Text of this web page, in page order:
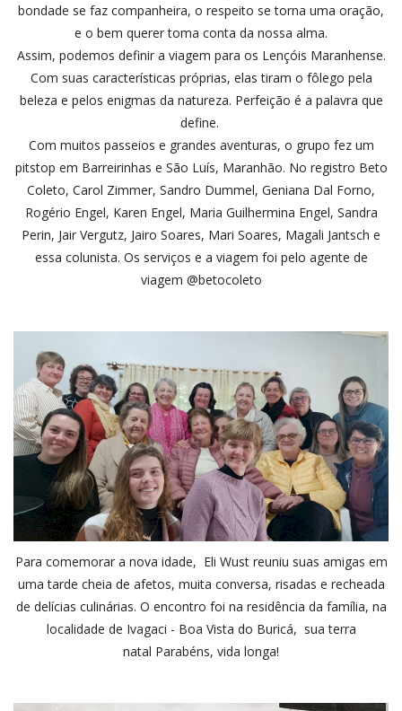
bondade se faz companheira, o respeito se torna uma oração,
e o bem querer toma conta da nossa alma.
Assim, podemos definir a viagem para os Lençóis Maranhense.
Com suas características próprias, elas tiram o fôlego pela
beleza e pelos enigmas da natureza. Perfeição é a palavra que
define.
Com muitos passeios e grandes aventuras, o grupo fez um
pitstop em Barreirinhas e São Luís, Maranhão. No registro Beto
Coleto, Carol Zimmer, Sandro Dummel, Geniana Dal Forno,
Rogério Engel, Karen Engel, Maria Guilhermina Engel, Sandra
Perin, Jair Vergutz, Jairo Soares, Mari Soares, Magali Jantsch e
essa colunista. Os serviços e a viagem foi pelo agente de
viagem @betocoleto
Para comemorar a nova idade, Eli Wust reuniu suas amigas em
uma tarde cheia de afetos, muita conversa, risadas e recheada
de delícias culinárias. O encontro foi na residência da família, na
localidade de Ivagaci - Boa Vista do Buricá, sua terra
natal Parabéns, vida longa!